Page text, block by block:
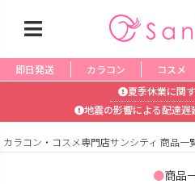
即日発送 カラコン コスメ
夏季休業に関
地震の影響による配達遅
カラコン・コスメ専門店サンシティ 商品一
商品